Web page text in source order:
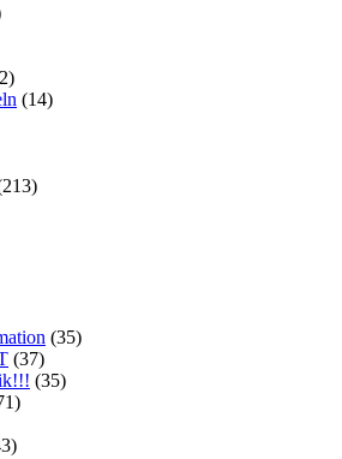
(14)
(35)
(37)
(35)